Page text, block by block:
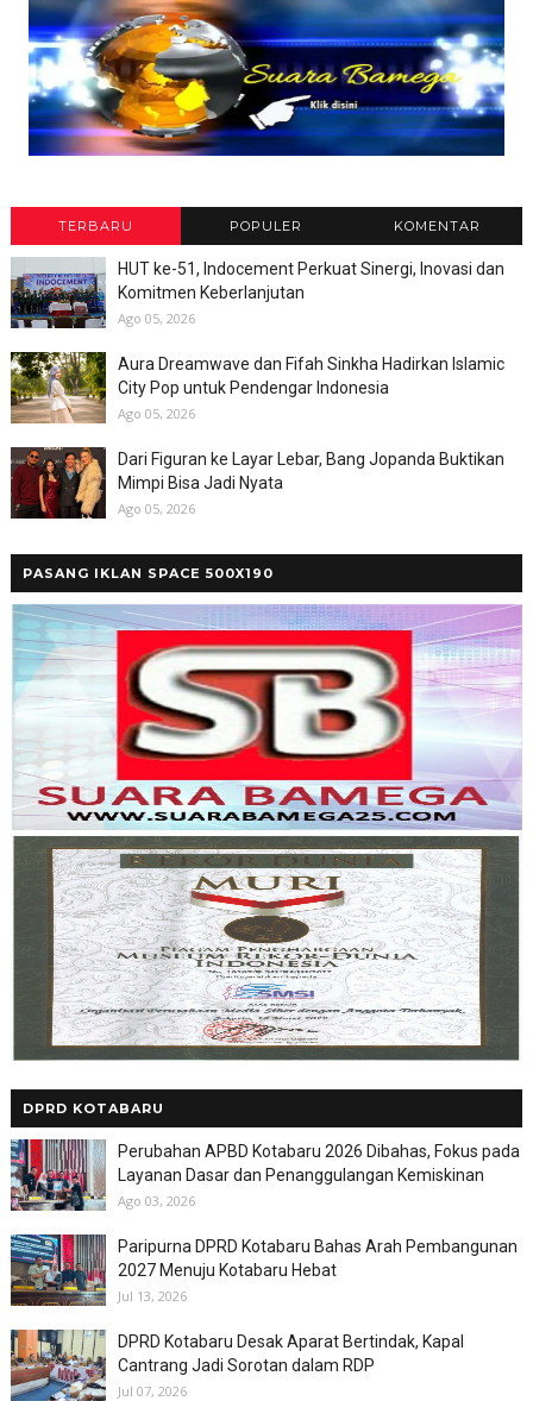
TERBARU POPULER KOMENTAR
HUT ke-51, Indocement Perkuat Sinergi, Inovasi dan
Komitmen Keberlanjutan
Ago 05, 2026
Aura Dreamwave dan Fifah Sinkha Hadirkan Islamic
City Pop untuk Pendengar Indonesia
Ago 05, 2026
Dari Figuran ke Layar Lebar, Bang Jopanda Buktikan
Mimpi Bisa Jadi Nyata
Ago 05, 2026
PASANG IKLAN SPACE 500X190
DPRD KOTABARU
Perubahan APBD Kotabaru 2026 Dibahas, Fokus pada
Layanan Dasar dan Penanggulangan Kemiskinan
Ago 03, 2026
Paripurna DPRD Kotabaru Bahas Arah Pembangunan
2027 Menuju Kotabaru Hebat
Jul 13, 2026
DPRD Kotabaru Desak Aparat Bertindak, Kapal
Cantrang Jadi Sorotan dalam RDP
Jul 07, 2026